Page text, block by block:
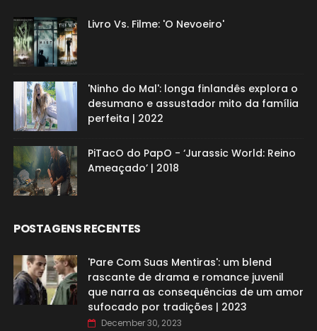
Livro Vs. Filme: 'O Nevoeiro'
'Ninho do Mal': longa finlandês explora o
desumano e assustador mito da família
perfeita | 2022
PiTacO do PapO - ‘Jurassic World: Reino
Ameaçado’ | 2018
POSTAGENS RECENTES
'Pare Com Suas Mentiras': um blend
rascante de drama e romance juvenil
que narra as consequências de um amor
sufocado por tradições | 2023
December 30, 2023